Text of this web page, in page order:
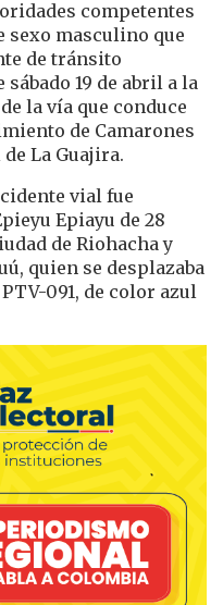
competentes
sexo masculino que
de tránsito
19 de abril a la
la vía que conduce
de Camarones
La Guajira.
vial fue
Epiayu de 28
de Riohacha y
quien se desplazaba
091, de color azul